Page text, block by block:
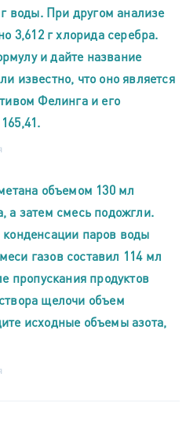
воды. При другом анализе
3,612 г хлорида серебра.
и дайте название
известно, что оно является
Фелинга и его
объемом 130 мл
а затем смесь подожгли.
паров воды
газов составил 114 мл
пропускания продуктов
щелочи объем
исходные объемы азота,